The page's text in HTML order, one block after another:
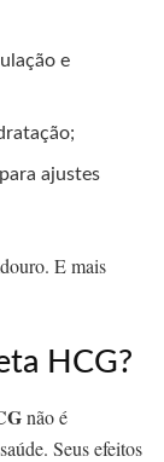
e
ajustes
E mais
HCG?
não é
Seus efeitos